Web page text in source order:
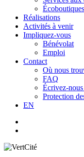
Écoboutiques
Réalisations
Activités à venir
Impliquez-vous
Bénévolat
Emploi
Contact
Où nous
FAQ
Écrivez-
Protection
EN